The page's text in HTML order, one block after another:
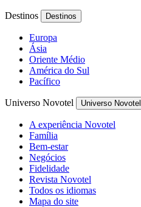
Destinos Destinos
Europa
Ásia
Oriente Médio
América do Sul
Pacífico
Universo Novotel Universo Novotel
A experiência Novotel
Família
Bem-estar
Negócios
Fidelidade
Revista Novotel
Todos os idiomas
Mapa do site